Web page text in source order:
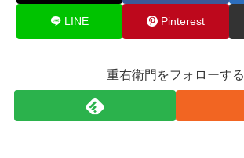
LINE Pinterest
重右衛門をフォローする